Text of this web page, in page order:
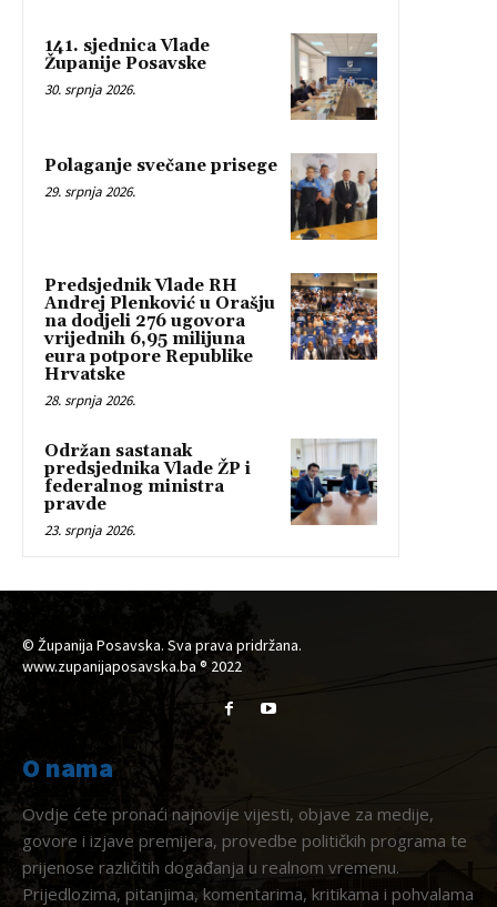
141. sjednica Vlade
Županije Posavske
30. srpnja 2026.
Polaganje svečane prisege
29. srpnja 2026.
Predsjednik Vlade RH
Andrej Plenković u Orašju
na dodjeli 276 ugovora
vrijednih 6,95 milijuna
eura potpore Republike
Hrvatske
28. srpnja 2026.
Održan sastanak
predsjednika Vlade ŽP i
federalnog ministra
pravde
23. srpnja 2026.
© Županija Posavska. Sva prava pridržana.
www.zupanijaposavska.ba ® 2022
O nama
Ovdje ćete pronaći najnovije vijesti, objave za medije,
govore i izjave premijera, provedbe političkih programa te
prijenose različitih događanja u realnom vremenu.
Prijedlozima, pitanjima, komentarima, kritikama i pohvalama